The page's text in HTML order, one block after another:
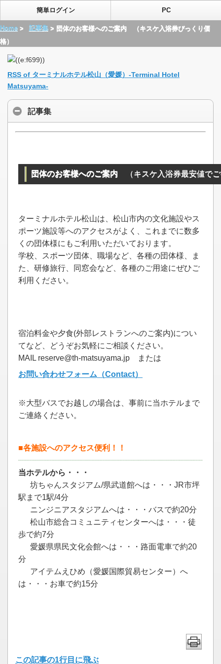
簡単ログイン PC
Home > 記事集> 団体のお客様へのご案内 （キスケ入浴券びっくり価
格）
RSS of ターミナルホテル松山（愛媛）-Terminal Hotel
Matsuyama-
記事集
団体のお客様へのご案内 （キスケ入浴券最安値で
ターミナルホテル松山は、松山市内の文化施設やス
ポーツ施設等へのアクセスがよく、これまでに数多
くの団体様にもご利用いただいております。
学校、スポーツ団体、職場など、各種の団体様、ま
た、研修旅行、同窓会など、各種のご用途にぜひご
利用ください。
宿泊料金や夕食(外部レストランへのご案内)につい
てなど、どうぞお気軽にご相談ください。
MAIL reserve@th-matsuyama.jp または
お問い合わせフォーム（Contact）
※大型バスでお越しの場合は、事前に当ホテルまで
ご連絡ください。
■各施設へのアクセス便利！！
当ホテルから・・・
坊ちゃんスタジアム/県武道館へは・・・JR市坪
駅まで1駅/4分
ニンジニアスタジアムへは・・・バスで約20分
松山市総合コミュニティセンターへは・・・徒
歩で約7分
愛媛県県民文化会館へは・・・路面電車で約20
分
アイテムえひめ（愛媛国際貿易センター）へ
は・・・お車で約15分
この記事の1行目に飛ぶ